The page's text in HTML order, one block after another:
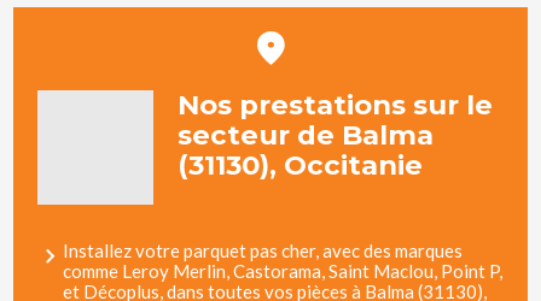
Nos prestations sur le
secteur de Balma
(31130), Occitanie
Installez votre parquet pas cher, avec des marques
comme Leroy Merlin, Castorama, Saint Maclou, Point P,
et Décoplus, dans toutes vos pièces à Balma (31130),